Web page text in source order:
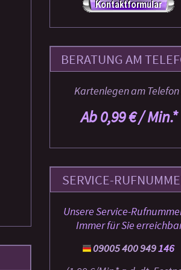
BERATUNG AM
Kartenlegen am Telefon
Ab 0,99 € / Min.*
SERVICE-
Unsere Service-
Immer für Sie
09005 400 949146